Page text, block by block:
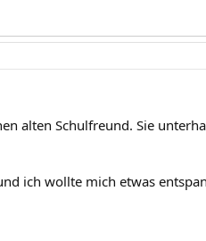
alten Schulfreund. Sie
ich wollte mich etwas